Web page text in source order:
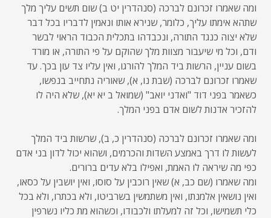
ומה שאמרו זכרונם לברכה (סנהדרין יט ב) שום תשים עליך מלך
שתהא אימתו עליך, כלומר, שנירא אותו ונאמין לדבריו בכל דבר
שלא יצוה כנגד התורה, ונכבדהו בתכלית הכבוד הראוי לבשר
ודם, וכל מי שיעבור מצוות מלך שהוקם על פי התורה, או מורד
בשום עניין, הרשות ביד המלך להורגו, ואין עליו צד עון בכך. עד
שאמרו זכרונם לברכה (שבת נו, א), שאוריה נתחייב בנפשו,
כשאמר בפני דוד "ואדני יואב" (שמואל ב יא יא), שלא היה לו
להזכיר אדנות לשום אדם בפני המלך.
ומה שאמרו זכרונם לברכה (סנהדרין כ, ב), שרשות ביד המלך
לעשות לו דרך באמצע השדות והכרמים, ושהוא יכול לדון בני אדם
כפי מה שיראה לו האמת, ואפילו בלא עדים ברורים.
ומה שאמרו (שם כב, א) שאין רוכבין על סוסו, ואין יושבין על כסאו,
ואין נושאין אלמנתו, ואין משתמשין בשרביטו, ולא בכתרו, ולא בכל
כלי תשמישו, וכל זה למעלתו ולכבודו, וכשהוא מת כליו נשרפין